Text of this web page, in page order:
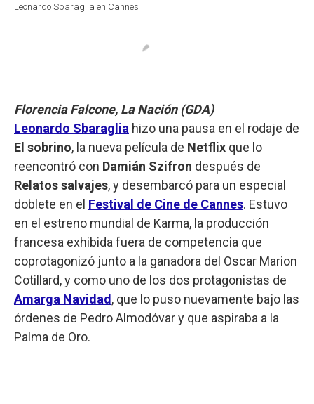
Leonardo Sbaraglia en Cannes
Florencia Falcone, La Nación (GDA)
Leonardo Sbaraglia hizo una pausa en el rodaje de
El sobrino, la nueva película de Netflix que lo
reencontró con Damián Szifron después de
Relatos salvajes, y desembarcó para un especial
doblete en el Festival de Cine de Cannes. Estuvo
en el estreno mundial de Karma, la producción
francesa exhibida fuera de competencia que
coprotagonizó junto a la ganadora del Oscar Marion
Cotillard, y como uno de los dos protagonistas de
Amarga Navidad , que lo puso nuevamente bajo las
órdenes de Pedro Almodóvar y que aspiraba a la
Palma de Oro.